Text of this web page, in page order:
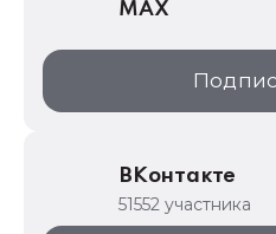
1С:Дистрибьюция
1С:Образование
ИТС.1C.ru
1С для торговли
MAX
ВКонтакте
51552 участника